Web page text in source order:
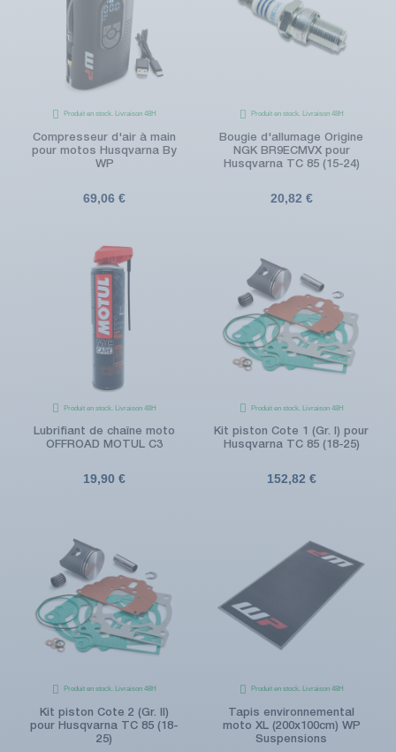
Produit en stock. Livraison 48H
Compresseur d'air à main
pour motos Husqvarna By
WP
69,06 €
Produit en stock. Livraison 48H
Bougie d'allumage Origine
NGK BR9ECMVX pour
Husqvarna TC 85 (15-24)
20,82 €
Produit en stock. Livraison 48H
Lubrifiant de chaîne moto
OFFROAD MOTUL C3
19,90 €
Produit en stock. Livraison 48H
Kit piston Cote 1 (Gr. I) pour
Husqvarna TC 85 (18-25)
152,82 €
Produit en stock. Livraison 48H
Kit piston Cote 2 (Gr. II)
pour Husqvarna TC 85 (18-
25)
Produit en stock. Livraison 48H
Tapis environnemental
moto XL (200x100cm) WP
Suspensions